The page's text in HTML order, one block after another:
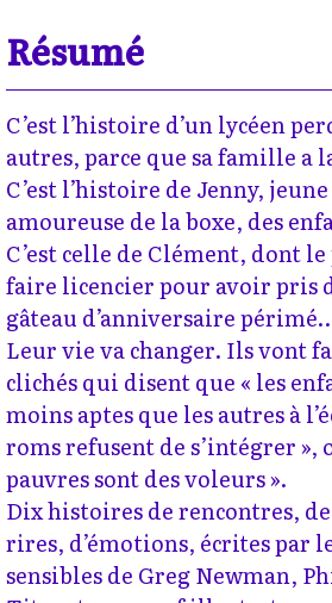
Résumé
C’est l’histoire d’un lycéen
autres, parce que sa famille a
C’est l’histoire de Jenny,
amoureuse de la boxe, des
C’est celle de Clément, dont
faire licencier pour avoir pris
gâteau d’anniversaire
Leur vie va changer. Ils vont
clichés qui disent que « les
moins aptes que les autres à
roms refusent de s’intégrer »,
pauvres sont des voleurs ».
Dix histoires de rencontres,
rires, d’émotions, écrites par
sensibles de Greg Newman,